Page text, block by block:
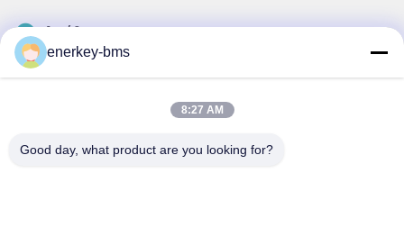
Διεύθυνση
Περιοχή Α, 9ος όροφος, κτίριο Γ, βιομηχανικό πάρκο
χαμηλών ανθρακούχων εκπομπών Guancheng, κοινότητα
Shenzhen, Κίνα, 518106
Τηλ.
enerkey-bms
8:27 AM
Good day, what product are you looking for?